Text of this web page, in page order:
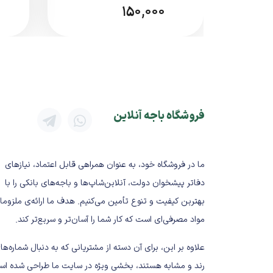
جلوگیری از له‌شدگی در حمل‌ونقل
امکان استفاده همراه با ضربه‌گیر (نایلون
نوع محصول: کارتن پستی
سایز: 1/5
جنس: مقوای چندلایه
رنگ: قهوه‌ای
کاربرد: ارسال مرسولات پستی سبک
وضعیت کالا: نو
ابعاد دقیق ممکن است بسته به
مزایای کارتن پستی سایز 1/5
150,000
فروشگاه باجه آنلاین
ما در فروشگاه خود، به عنوان همراهی قابل اعتماد، نیازهای
دفاتر پیشخوان دولت، آنلاین‌شاپ‌ها و باجه‌های بانکی را با
بهترین کیفیت و تنوع تأمین می‌کنیم. هدف ما ارائه‌ی
مواد مصرفی‌ای است که کار شما را آسان‌تر و سریع‌تر کند.
علاوه بر این، برای آن دسته از مشتریانی که به دنبال
رند و مشابه هستند، بخشی ویژه در سایت ما طراحی شده